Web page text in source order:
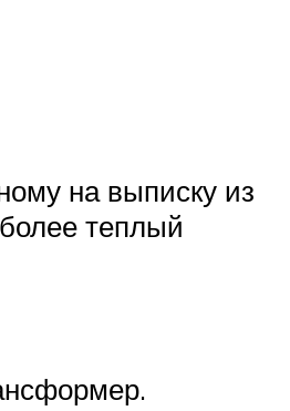
на выписку из
теплый